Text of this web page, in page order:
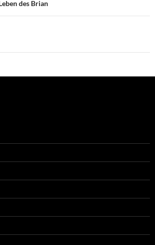
des Brian